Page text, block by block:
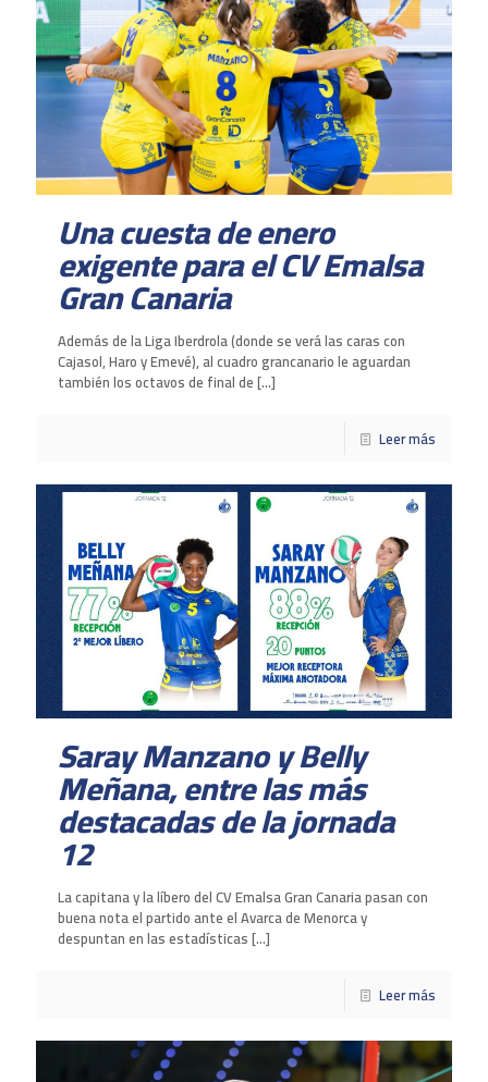
Una cuesta de enero
exigente para el CV Emalsa
Gran Canaria
Además de la Liga Iberdrola (donde se verá las caras con
Cajasol, Haro y Emevé), al cuadro grancanario le aguardan
también los octavos de final de[…]
Leer más
Saray Manzano y Belly
Meñana, entre las más
destacadas de la jornada
12
La capitana y la líbero del CV Emalsa Gran Canaria pasan con
buena nota el partido ante el Avarca de Menorca y
despuntan en las estadísticas[…]
Leer más